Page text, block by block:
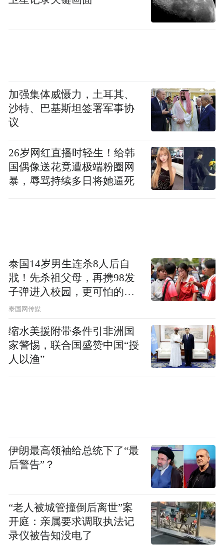
杭钢股份、宏景科技等年内股价大涨逾
100%。
数据显示，在3家及以上机构评级的算力股
中，有20股获机构一致预测今年净利增速超
30%且年内股价下跌或涨幅低于20%。
加强集体威慑力，土耳其、
沙特、巴基斯坦签署军事协
议
26岁网红直播时轻生！给韩
国偶像送花竟遭极端粉圈网
暴，辱骂持续多日将她逼死
泰国14岁男生连杀8人后自
戕！先杀祖父母，再携98发
子弹进入校园，更可怕的细
节公布了
泰国网传媒
缩水美援附带条件引非洲国
家警惕，联合国盛赞中国“授
人以渔”
伊朗最高领袖给总统下了“最
后警告”？
“老人被城管撞倒后离世”案
开庭：亲属要求调取执法记
录仪被告知没电了